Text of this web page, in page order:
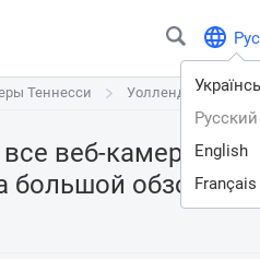
Рус
Русский
English
Français
Теннесси Уолленд
Теннесси Уолленд
веб-камеры
большой обзор